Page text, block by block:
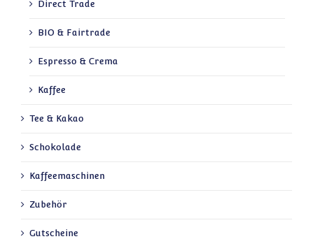
Direct Trade
BIO & Fairtrade
Espresso & Crema
Kaffee
Tee & Kakao
Schokolade
Kaffeemaschinen
Zubehör
Gutscheine